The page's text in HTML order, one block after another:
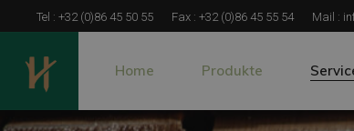
Tel : +32 (0)86 45 50 55 Fax : +32 (0)86 45 55 54 Mail :
Home Produkte